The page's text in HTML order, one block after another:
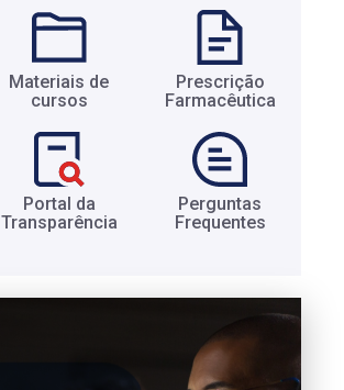
Materiais de
cursos​
Prescrição
Farmacêutica​
Portal da
Transparência​
Perguntas
Frequentes​